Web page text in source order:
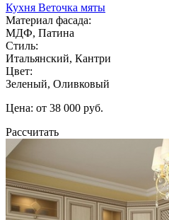
Кухня Веточка мяты
Материал фасада:
МДФ, Патина
Стиль:
Итальянский, Кантри
Цвет:
Зеленый, Оливковый
Цена: от 38 000 руб.
Рассчитать